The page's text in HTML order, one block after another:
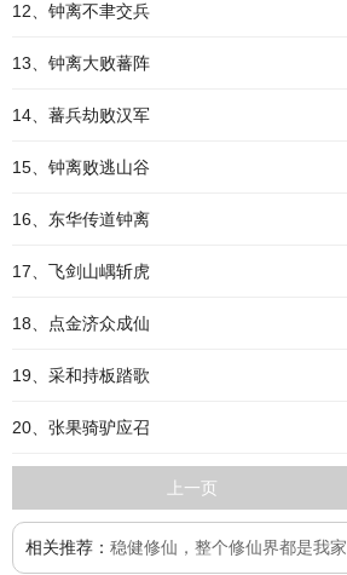
12、钟离不聿交兵
13、钟离大败蕃阵
14、蕃兵劫败汉军
15、钟离败逃山谷
16、东华传道钟离
17、飞剑山嵎斩虎
18、点金济众成仙
19、采和持板踏歌
20、张果骑驴应召
上一页
相关推荐： 稳健修仙，整个修仙界都是我家